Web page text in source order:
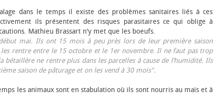
dans le temps il existe des problèmes sanitaires liés à ces
ils présentent des risques parasitaires ce qui oblige à
Mathieu Brassart n'y met que les bœufs.
mai. Ils ont 15 mois à peu près lors de leur première saison
les rentre entre le 15 octobre et le 1er novembre. Il ne faut pas trop
bétaillère ne rentre plus dans les parcelles à cause de l’humidité. Ils
saison de pâturage et on les vend à 30 mois".
les animaux sont en stabulation où ils sont nourris au maïs et à